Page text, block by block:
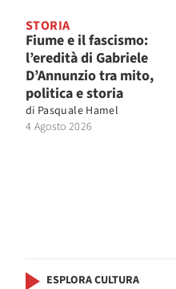
STORIA
Fiume e il fascismo:
l’eredità di Gabriele
D’Annunzio tra mito,
politica e storia
di Pasquale Hamel
4 Agosto 2026
ESPLORA CULTURA